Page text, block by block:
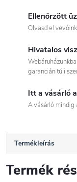
Ellenőrzött
Olvasd el
Hivatalos
garancián túli
Itt a vásárló
A vásárló mindig
Termékleírás
Termék